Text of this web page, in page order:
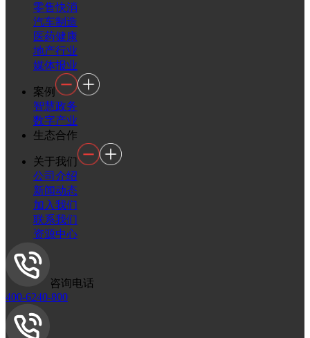
零售快消
汽车制造
医药健康
地产行业
媒体报业
案例
智慧政务
数字产业
生态合作
关于我们
公司介绍
新闻动态
加入我们
联系我们
资源中心
咨询电话
400-6240-800